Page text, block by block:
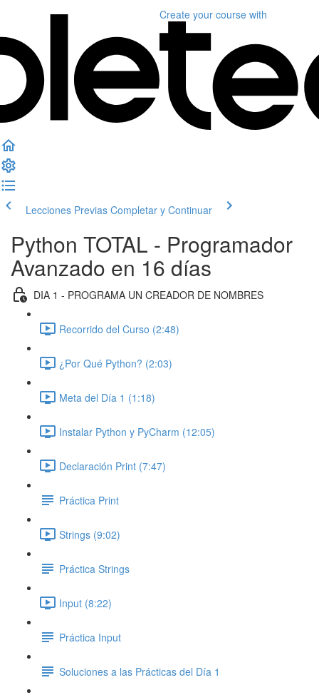
Create your course with
Lecciones Previas Completar y Continuar
Python TOTAL - Programador
Avanzado en 16 días
DIA 1 - PROGRAMA UN CREADOR DE NOMBRES
Recorrido del Curso (2:48)
¿Por Qué Python? (2:03)
Meta del Día 1 (1:18)
Instalar Python y PyCharm (12:05)
Declaración Print (7:47)
Práctica Print
Strings (9:02)
Práctica Strings
Input (8:22)
Práctica Input
Soluciones a las Prácticas del Día 1